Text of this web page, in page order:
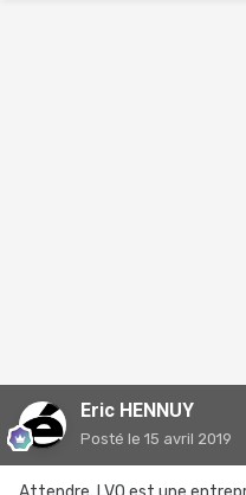
Eric HENNUY
Posté le 15 avril 2019